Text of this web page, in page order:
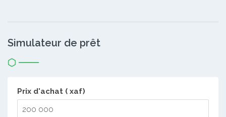
Simulateur de prêt
Prix d'achat ( xaf)